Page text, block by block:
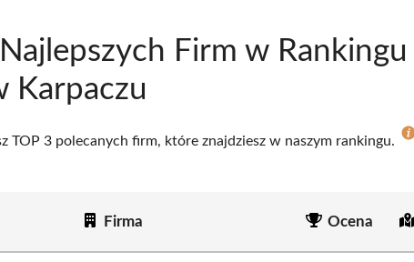
Firm w Rankingu
Karpaczu
TOP 3 polecanych firm, które znajdziesz w naszym rankingu.
Firma Ocena